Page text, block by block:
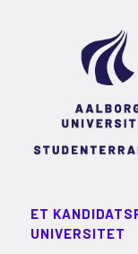
ET
UNIVERSITET